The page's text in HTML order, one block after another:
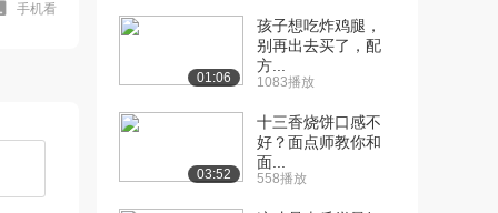
手机看
01:06
孩子想吃炸鸡腿，
别再出去买了，配
方...
1083播放
03:52
十三香烧饼口感不
好？面点师教你和
面...
558播放